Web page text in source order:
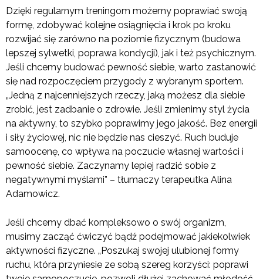
Dzięki regularnym treningom możemy poprawiać swoją
formę, zdobywać kolejne osiągnięcia i krok po kroku
rozwijać się zarówno na poziomie fizycznym (budowa
lepszej sylwetki, poprawa kondycji), jak i też psychicznym.
Jeśli chcemy budować pewność siebie, warto zastanowić
się nad rozpoczęciem przygody z wybranym sportem.
„Jedną z najcenniejszych rzeczy, jaką możesz dla siebie
zrobić, jest zadbanie o zdrowie. Jeśli zmienimy styl życia
na aktywny, to szybko poprawimy jego jakość. Bez energii
i siły życiowej, nic nie będzie nas cieszyć. Ruch buduje
samoocenę, co wpływa na poczucie własnej wartości i
pewność siebie. Zaczynamy lepiej radzić sobie z
negatywnymi myślami” – tłumaczy terapeutka Alina
Adamowicz.
Jeśli chcemy dbać kompleksowo o swój organizm,
musimy zacząć ćwiczyć bądź podejmować jakiekolwiek
aktywności fizyczne. „Poszukaj swojej ulubionej formy
ruchu, która przyniesie ze sobą szereg korzyści: poprawi